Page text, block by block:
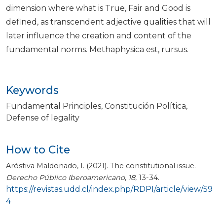
Keywords
Fundamental Principles Constitución Política
Defense of legality
How to Cite
Aróstiva Maldonado, I. (2021). The constitutional issue.
Derecho Público Iberoamericano, 18, 13-34.
https://revistas.udd.cl/index.php/RDPI/article/view/59
4
dimension where what is True, Fair and Good is
defined, as transcendent adjective qualities that will
later influence the creation and content of the
fundamental norms. Methaphysica est, rursus.